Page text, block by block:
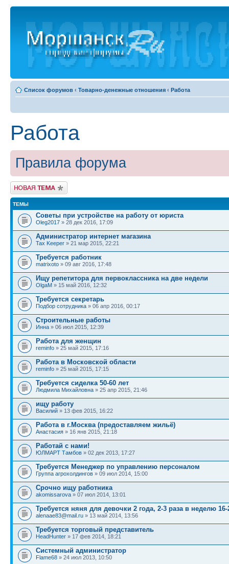
Список форумов ‹ Товарно-денежные отношения ‹ Работа
Работа
Правила форума
Новая тема
ТЕМЫ
Советы при устройстве на работу от юриста
Oleg2017 » 28 дек 2016, 17:09
Администратор интернет магазина
Tax Keeper » 21 мар 2015, 22:21
Требуется работник
matrixoto » 09 авг 2016, 17:48
Ищу репетитора для первоклассника на две недели
OlgaM » 15 май 2016, 12:32
Требуется секретарь
Подбор сотрудника » 06 апр 2016, 00:17
Строительные работы
Инна » 06 июл 2015, 12:39
Работа для женщин
reminfo » 25 май 2015, 17:16
Работа в Московской области
reminfo » 25 май 2015, 17:15
Требуется сиделка 50-60 лет
Людмила Михайловна » 25 апр 2015, 21:46
ищу работу
Василий » 13 фев 2015, 16:22
Работа в г.Москва (предоставляем жильё)
Анастасия » 16 янв 2015, 21:18
Работай с нами!
ЮЛМАРТ Тамбов » 02 дек 2013, 17:27
Требуется Менеджер по управлению персоналом
Группа агрохолдингов » 09 июл 2014, 15:00
Срочно ищу работника
akomissarova » 07 июл 2014, 13:01
Требуется няня для девочки 2 года, 2-3 раза в неделю 16-
alenaae83@mail.ru » 13 май 2014, 13:56
Требуется торговый представитель
HeadHunter » 17 фев 2014, 18:21
Системный администратор
Flame68 » 24 июл 2013, 10:50